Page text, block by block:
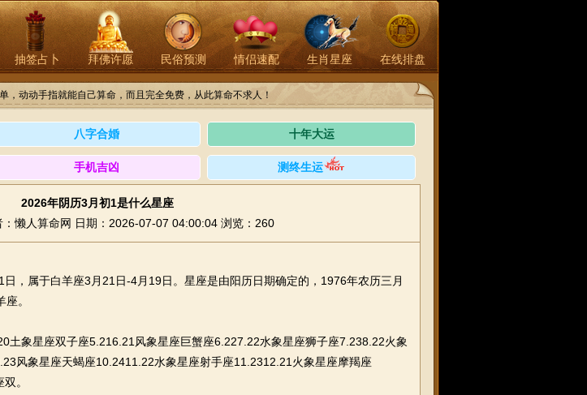
抽签占卜 拜佛许愿 民俗预测 情侣速配 生肖星座 在线排盘
动动手指就能自己算命，而且完全免费，从此算命不求人！
八字合婚 十年大运
手机吉凶 测终生运
2026年阴历3月初1是什么星座
：懒人算命网 日期：2026-07-07 04:00:04 浏览：260
属于白羊座3月21日-4月19日。星座是由阳历日期确定的，1976年农历三月
。
象星座双子座5.216.21风象星座巨蟹座6.227.22水象星座狮子座7.238.22火象
风象星座天蝎座10.2411.22水象星座射手座11.2312.21火象星座摩羯座
。